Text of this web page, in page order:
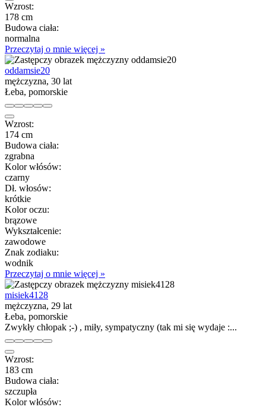
Wzrost:
178 cm
Budowa ciała:
normalna
Przeczytaj o mnie więcej »
oddamsie20
mężczyzna, 30 lat
Łeba, pomorskie
Wzrost:
174 cm
Budowa ciała:
zgrabna
Kolor włósów:
czarny
Dł. włosów:
krótkie
Kolor oczu:
brązowe
Wykształcenie:
zawodowe
Znak zodiaku:
wodnik
Przeczytaj o mnie więcej »
misiek4128
mężczyzna, 29 lat
Łeba, pomorskie
Zwykły chłopak ;-) , miły, sympatyczny (tak mi się wydaje :...
Wzrost:
183 cm
Budowa ciała:
szczupła
Kolor włósów: